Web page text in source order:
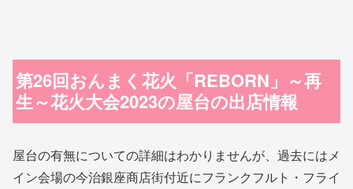
第26回おんまく花火「REBORN」～再
生～花火大会2023の屋台の出店情報
屋台の有無についての詳細はわかりませんが、過去にはメ
イン会場の今治銀座商店街付近にフランクフルト・フライ